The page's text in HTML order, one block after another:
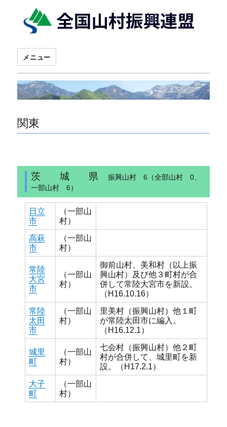
メニュー
関東
茨 城 県振興山村 6（全部山村 0、
一部山村 6）
日立
市
（一部山
村）
高萩
市
（一部山
村）
常陸
大宮
市
（一部山
村）
御前山村、美和村（以上振
興山村）及び他３町村が合
併して常陸大宮市を新設。
（H16.10.16）
常陸
太田
市
（一部山
村）
里美村（振興山村）他１町
が常陸太田市に編入。
（H16.12.1）
城里
町
（一部山
村）
七会村（振興山村）他２町
村が合併して、城里町を新
設。（H17.2.1）
大子
町
（一部山
村）